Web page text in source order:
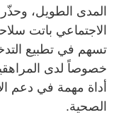
المدى الطويل،
الاجتماعي باتت
تسهم في تطبيع
خصوصاً لدى
أداة مهمة في دعم
الصحية.